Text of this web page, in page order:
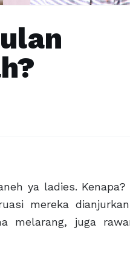
ya ladies. Kenapa?
mereka
melarang, juga